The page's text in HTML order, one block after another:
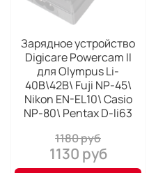
Зарядное устройство
Digicare Powercam II
для Olympus Li-
40B\42B\ Fuji NP-45\
Nikon EN-EL10\ Casio
NP-80\ Pentax D-li63
1180 руб
1130 руб